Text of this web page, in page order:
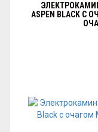
ЭЛЕКТРОКАМИН
АSPEN BLACK С